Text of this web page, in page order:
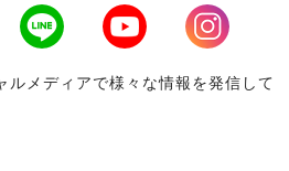
LINE Youtube
Instagram
ルメディアで様々な情報を発信して